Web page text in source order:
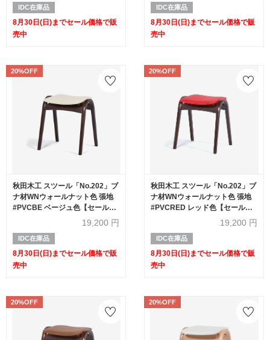
IDC在庫品
8月30日(日)までセール価格で販
売中
IDC在庫品
8月30日(日)までセール価格で販
売中
20%OFF
秋田木工 スツール「No.202」ブ
ナ材WNウォールナット色 張地
#PVCBE ベージュ色【セール対
象品のため20%OFF】19,200 円
IDC在庫品
8月30日(日)までセール価格で販
売中
20%OFF
秋田木工 スツール「No.202」ブ
ナ材WNウォールナット色 張地
#PVCRED レッド色【セール対
象品のため20%OFF】19,200 円
IDC在庫品
8月30日(日)までセール価格で販
売中
20%OFF 20%OFF